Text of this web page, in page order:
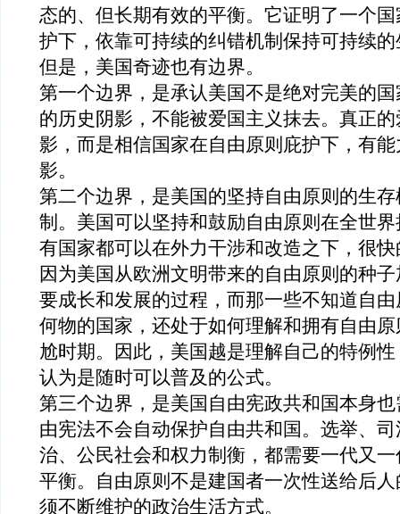
态的、但长期有效的平衡。它证明了一个
护下 ，依靠可持续的纠错机制 保持可持续的
但是，美国奇迹也有边界。
第一个边界，是承认美国不是绝对完美的
的历史阴影 ， 不能被爱国主义抹去。真正
影 ，而是相信国家在自由原则庇护下， 有能
影。
第二个边界，是美国 的坚持自由原则的生存
制。美国可以坚持和鼓励自由原则 在全世
有国家都可以在外力干涉和改造之下，很快
因为美国从欧洲文明带来的自由原则的种
要成长和发展的过程，而那一些不知道自
何物的国家，还处于如何理解和拥有自由
尬时期。因此， 美国越是理解自己的特例
认为是随时可以普及的公式。
第三个边界，是美国自由宪政共和国本身
由宪法不会自动保护自由共和国。选举、
治、公民社会和权力制衡，都需要一代又
平衡。自由原则 不是建国者一次性送给后
须不断维护的政治生活方式。